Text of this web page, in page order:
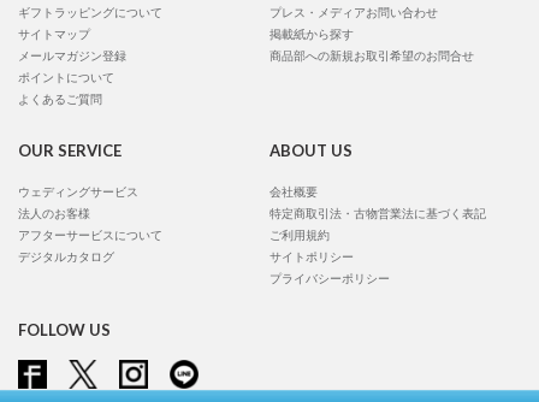
ギフトラッピングについて
サイトマップ
メールマガジン登録
ポイントについて
よくあるご質問
プレス・メディアお問い合わせ
掲載紙から探す
商品部への新規お取引希望のお問合せ
OUR SERVICE
ウェディングサービス
法人のお客様
アフターサービスについて
デジタルカタログ
ABOUT US
会社概要
特定商取引法・古物営業法に基づく表記
ご利用規約
サイトポリシー
プライバシーポリシー
FOLLOW US